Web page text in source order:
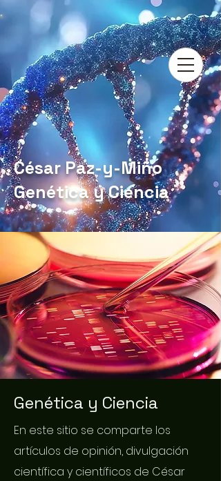
César Paz-y-Miño
Genética y Ciencia
Genética y Ciencia
En este sitio se comparte los
artículos de opinión, divulgación
científica y científicos de César